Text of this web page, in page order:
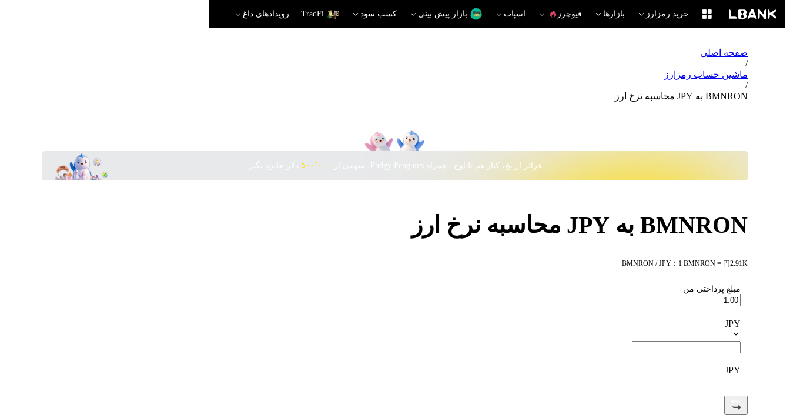
خرید رمزارز بازارها فیوچرز اسپات بازار پیش بینی کسب سود TradFi رویدادهای داغ
صفحه اصلی
/
ماشین حساب رمزارز
/
BMNRON به JPY محاسبه نرخ ارز
فراتر از یخ، کنار هم تا اوج · همراه Pudgy Penguins، سهمی از ۵۰۰٬۰۰۰
BMNRON به JPY محاسبه نرخ ارز
BMNRON / JPY：1 BMNRON = 円2.91K
مبلغ پرداختی من
JPY
JPY